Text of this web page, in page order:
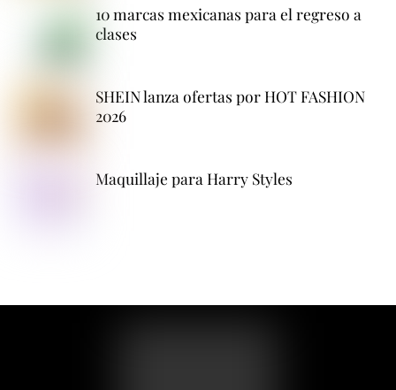
10 marcas mexicanas para el regreso a
clases
SHEIN lanza ofertas por HOT FASHION
2026
Maquillaje para Harry Styles